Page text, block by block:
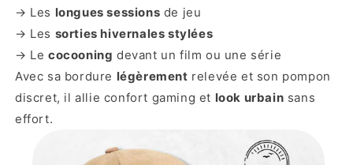
→ Les longues sessions de jeu
→ Les sorties hivernales stylées
→ Le cocooning devant un film ou une série
Avec sa bordure légèrement relevée et son pompon
discret, il allie confort gaming et look urbain sans
effort.